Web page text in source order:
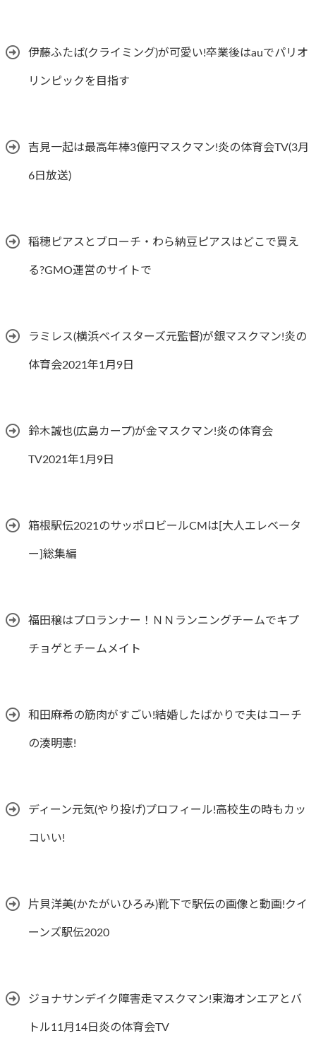
伊藤ふたば(クライミング)が可愛い!卒業後はauでパリオ
リンピックを目指す
吉見一起は最高年棒3億円マスクマン!炎の体育会TV(3月
6日放送)
稲穂ピアスとブローチ・わら納豆ピアスはどこで買え
る?GMO運営のサイトで
ラミレス(横浜ベイスターズ元監督)が銀マスクマン!炎の
体育会2021年1月9日
鈴木誠也(広島カープ)が金マスクマン!炎の体育会
TV2021年1月9日
箱根駅伝2021のサッポロビールCMは[大人エレベータ
ー]総集編
福田穣はプロランナー！ＮＮランニングチームでキプ
チョゲとチームメイト
和田麻希の筋肉がすごい!結婚したばかりで夫はコーチ
の湊明憲!
ディーン元気(やり投げ)プロフィール!高校生の時もカッ
コいい!
片貝洋美(かたがいひろみ)靴下で駅伝の画像と動画!クイ
ーンズ駅伝2020
ジョナサンデイク障害走マスクマン!東海オンエアとバ
トル11月14日炎の体育会TV